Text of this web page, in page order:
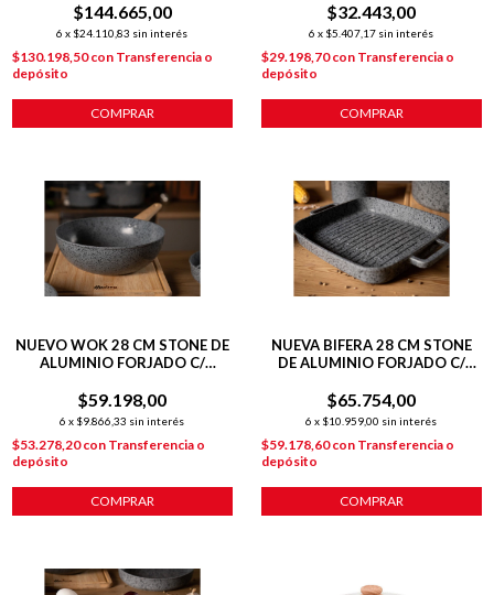
+ COCINERITO
$144.665,00
6 x $24.110,83 sin interés
$130.198,50con Transferencia o
depósito
COMPRAR
INDUCCION
$32.443,00
6 x $5.407,17 sin interés
$29.198,70con Transferencia o
depósito
COMPRAR
NUEVO WOK 28 CM STONE DE
ALUMINIO FORJADO C/
INDUCCIÓN
$59.198,00
6 x $9.866,33 sin interés
$53.278,20con Transferencia o
depósito
COMPRAR
NUEVA BIFERA 28 CM STONE
DE ALUMINIO FORJADO C/
INDUCCIÓN
$65.754,00
6 x $10.959,00 sin interés
$59.178,60con Transferencia o
depósito
COMPRAR